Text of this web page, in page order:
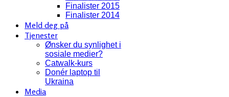
Finalister 2015
Finalister 2014
Meld deg på
Tjenester
Ønsker du synlighet i
sosiale medier?
Catwalk-kurs
Donér laptop til
Ukraina
Media